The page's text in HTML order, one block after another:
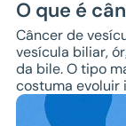
O que é
Câncer de
vesícula biliar,
da bile. O tipo
costuma evoluir